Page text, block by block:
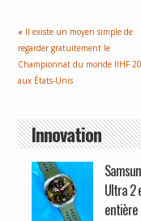
« Il existe un moyen simple de
regarder gratuitement le
Championnat du monde IIHF
aux États-Unis
Innovation
Ultra 2
entière